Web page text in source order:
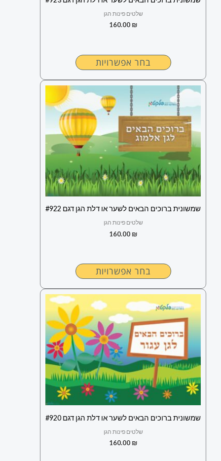
שלטים פינות הגן
160.00 ₪
בחר אפשרויות
המוצר
שמשונית ברוכים הבאים לשער או דלת הגן דגם #922
שלטים פינות הגן
160.00 ₪
בחר אפשרויות
למוצר
זה
יש
סוגים.
ניתן
לבחור
את
האפשרויות
בעמוד
המוצר
שמשונית ברוכים הבאים לשער או דלת הגן דגם #920
שלטים פינות הגן
160.00 ₪
למוצר
יש
מספר
סוגים.
ניתן
לבחור
את
האפשרויות
בעמוד
המוצר